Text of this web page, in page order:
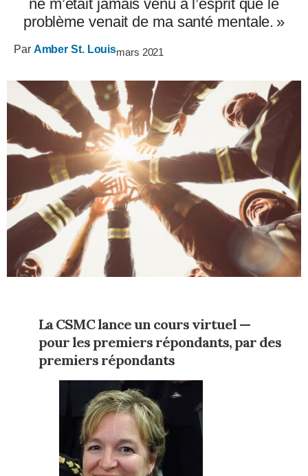
ne m’était jamais venu à l’esprit que le
problème venait de ma santé mentale. »
Par Amber St. Louismars 2021
La CSMC lance un cours virtuel —
pour les premiers répondants, par des
premiers répondants